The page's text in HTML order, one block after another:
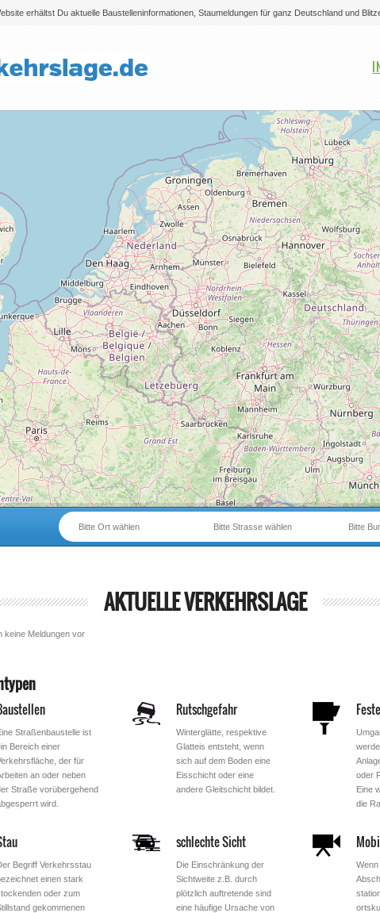
erhältst Du aktuelle Baustelleninformationen, Staumeldungen für ganz Deutschland und
Bitte
Bitte
Bitte Strasse wählen
Bitte Ort wählen
AKTUELLE VERKEHRSLAGE
keine Meldungen vor
Straßenbaustelle ist
Bereich einer
der für
an oder neben
Straße vorübergehend
wird.
Rutschgefahr
Winterglätte, respektive
Glatteis entsteht, wenn
sich auf dem Boden eine
Eisschicht oder eine
andere Gleitschicht bildet.
oder
Eine
die
Begriff Verkehrsstau
einen stark
oder zum
gekommenen
schlechte Sicht
Die Einschränkung der
Sichtweite z.B. durch
plötzlich auftretende sind
eine häufige Ursache von
Wenn